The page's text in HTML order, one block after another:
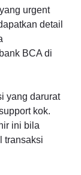
urgent
detail
BCA di
yang darurat
kok.
ini bila
transaksi